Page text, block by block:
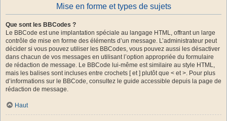
Mise en forme et types de sujets
Que sont les BBCodes ?
Le BBCode est une implantation spéciale au langage HTML, offrant un large
contrôle de mise en forme des éléments d’un message. L’administrateur peut
décider si vous pouvez utiliser les BBCodes, vous pouvez aussi les désactiver
dans chacun de vos messages en utilisant l’option appropriée du formulaire
de rédaction de message. Le BBCode lui-même est similaire au style HTML,
mais les balises sont incluses entre crochets [ et ] plutôt que < et >. Pour plus
d’informations sur le BBCode, consultez le guide accessible depuis la page de
rédaction de message.
Haut